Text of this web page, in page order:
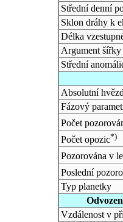
Střední denní
Sklon dráhy k
Délka
Argument
Střední
Absolutní
Fázový
Počet
Počet opozic*)
Pozorována v
Poslední
Typ planetky
Vzdálenost v